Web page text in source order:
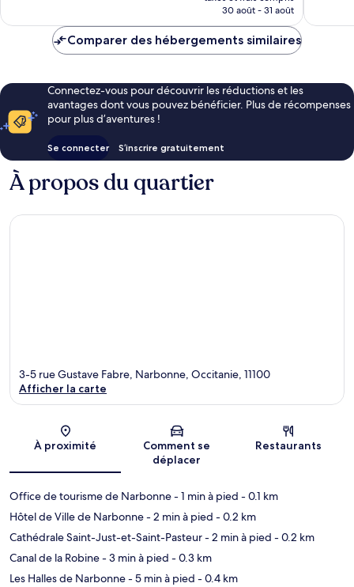
prix
de
30 août - 31 août
Comparer des hébergements similaires
Connectez-vous pour découvrir les réductions et les
avantages dont vous pouvez bénéficier. Plus de récompenses
pour plus d’aventures !
Se connecter S’inscrire gratuitement
À propos du quartier
Carte
3-5 rue Gustave Fabre, Narbonne, Occitanie, 11100
Afficher la carte
À proximité
Comment se
déplacer
Restaurants
Office de tourisme de Narbonne- 1 min à pied - 0.1 km
Hôtel de Ville de Narbonne- 2 min à pied - 0.2 km
Cathédrale Saint-Just-et-Saint-Pasteur- 2 min à pied - 0.2 km
Canal de la Robine- 3 min à pied - 0.3 km
Les Halles de Narbonne- 5 min à pied - 0.4 km